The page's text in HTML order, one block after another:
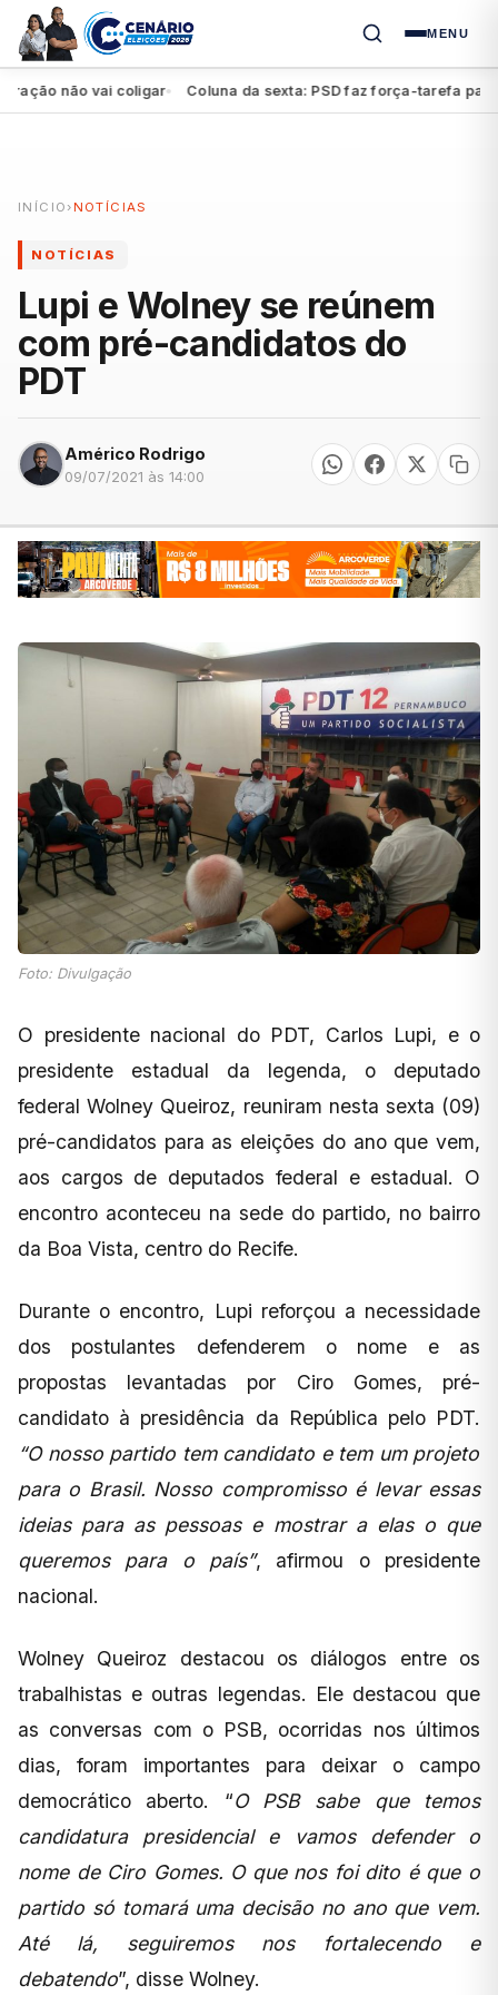
MENU
não vai coligar● Coluna da sexta: PSD faz força-tarefa para
INÍCIO › NOTÍCIAS
NOTÍCIAS
Lupi e Wolney se reúnem
com pré-candidatos do
PDT
Américo Rodrigo
09/07/2021 às 14:00
Foto: Divulgação
O presidente nacional do PDT, Carlos Lupi, e o
presidente estadual da legenda, o deputado
federal Wolney Queiroz, reuniram nesta sexta (09)
pré-candidatos para as eleições do ano que vem,
aos cargos de deputados federal e estadual. O
encontro aconteceu na sede do partido, no bairro
da Boa Vista, centro do Recife.
Durante o encontro, Lupi reforçou a necessidade
dos postulantes defenderem o nome e as
propostas levantadas por Ciro Gomes, pré-
candidato à presidência da República pelo PDT.
“O nosso partido tem candidato e tem um projeto
para o Brasil. Nosso compromisso é levar essas
ideias para as pessoas e mostrar a elas o que
queremos para o país”, afirmou o presidente
nacional.
Wolney Queiroz destacou os diálogos entre os
trabalhistas e outras legendas. Ele destacou que
as conversas com o PSB, ocorridas nos últimos
dias, foram importantes para deixar o campo
democrático aberto. “O PSB
sabe que temos
candidatura presidencial e vamos defender o
nome de Ciro Gomes. O que nos foi dito é que o
partido só tomará uma decisão no ano que vem.
Até lá, seguiremos nos fortalecendo e
debatendo”, disse Wolney.